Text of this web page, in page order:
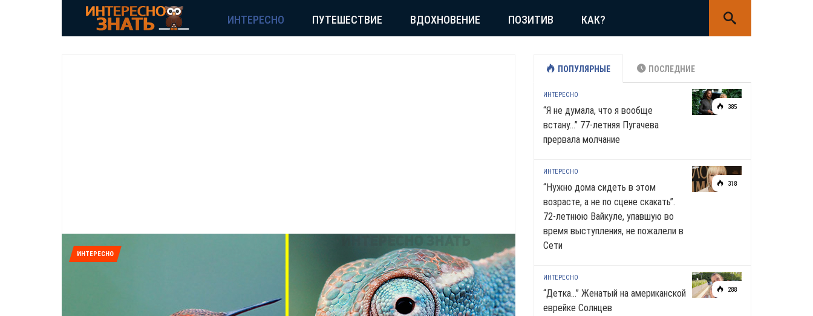
ИНТЕРЕСНО ПУТЕШЕСТВИЕ ВДОХНОВЕНИЕ ПОЗИТИВ КАК?
ИНТЕРЕСНО
ПОПУЛЯРНЫЕ ПОСЛЕДНИЕ
385
ИНТЕРЕСНО
“Я не думала, что я вообще
встану…” 77-летняя Пугачева
прервала молчание
318
ИНТЕРЕСНО
“Нужно дома сидеть в этом
возрасте, а не по сцене скакать”.
72-летнюю Вайкуле, упавшую во
время выступления, не пожалели в
Сети
288
ИНТЕРЕСНО
“Детка…” Женатый на американской
еврейке Солнцев